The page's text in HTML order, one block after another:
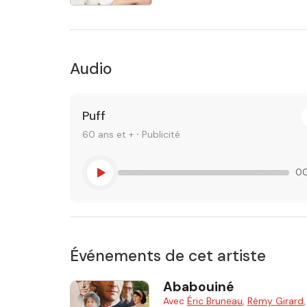
Audio
Puff
60 ans et + ⸱ Publicité
Événements de cet artiste
Ababouiné
Avec Éric Bruneau, Rémy Girard,